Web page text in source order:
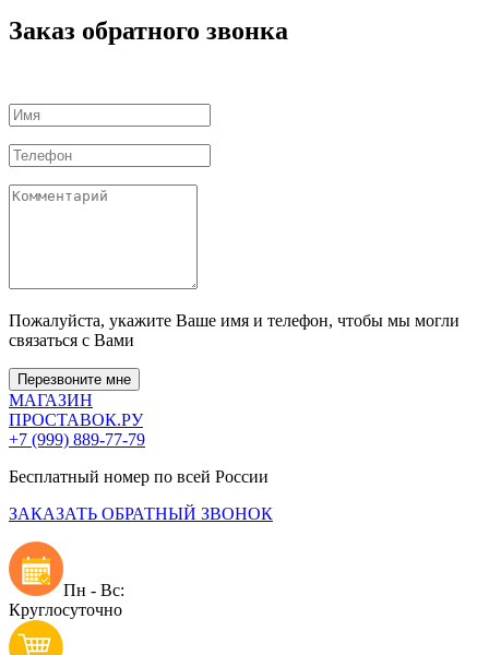
Заказ обратного звонка
Пожалуйста, укажите Ваше имя и телефон, чтобы мы могли
связаться с Вами
Перезвоните мне
МАГАЗИН
ПРОСТАВОК.РУ
+7 (999) 889-77-79
Бесплатный номер по всей России
ЗАКАЗАТЬ ОБРАТНЫЙ ЗВОНОК
Пн - Вс:
Круглосуточно